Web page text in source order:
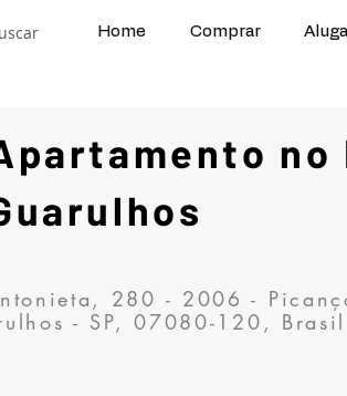
Home Comprar
no
280 - 2006 -
- SP, 07080-120, Brasil